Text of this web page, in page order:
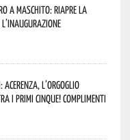
a Maschito: riapre la
Acerenza, l’orgoglio
i primi cinque! Complimenti